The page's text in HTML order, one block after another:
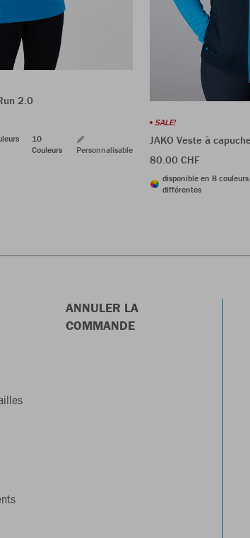
2.0
10
Couleurs
Personnalisable
SALE!
JAKO Veste à
80.00 CHF
disponible en 8 couleurs
différentes
ANNULER LA
COMMANDE